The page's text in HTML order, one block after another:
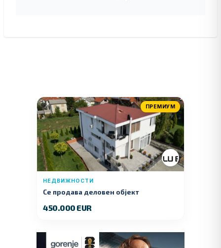
ПРЕМИУМ
НЕДВИЖНОСТИ
Се продава деловен објект
450.000 EUR